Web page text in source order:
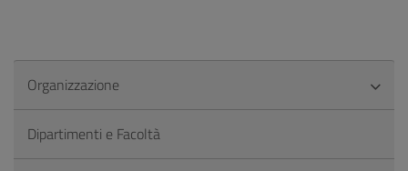
Organizzazione
Dipartimenti e Facoltà